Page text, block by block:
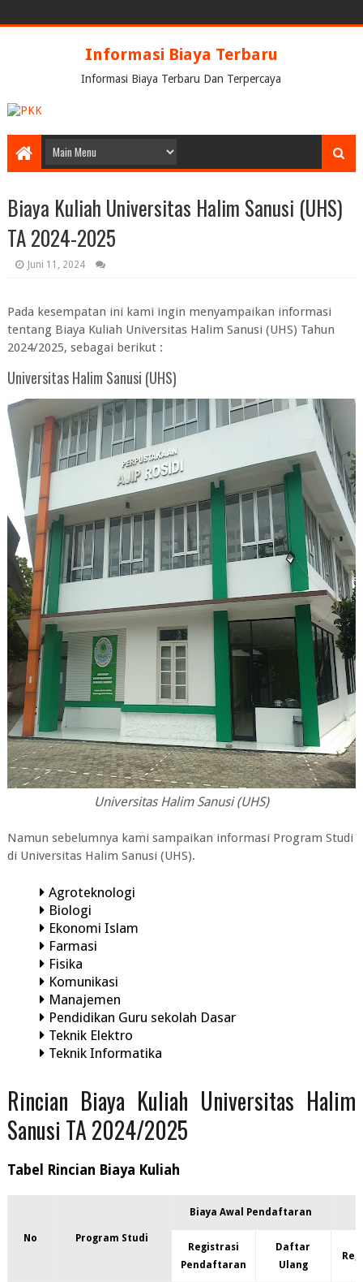
Informasi Biaya Terbaru
Informasi Biaya Terbaru Dan Terpercaya
Biaya Kuliah Universitas Halim Sanusi (UHS)
TA 2024-2025
Juni 11, 2024
Pada kesempatan ini kami ingin menyampaikan informasi
tentang Biaya Kuliah Universitas Halim Sanusi (UHS) Tahun
2024/2025, sebagai berikut :
Universitas Halim Sanusi (UHS)
Universitas Halim Sanusi (UHS)
Namun sebelumnya kami sampaikan informasi Program Studi
di Universitas Halim Sanusi (UHS).
Agroteknologi
Biologi
Ekonomi Islam
Farmasi
Fisika
Komunikasi
Manajemen
Pendidikan Guru sekolah Dasar
Teknik Elektro
Teknik Informatika
Rincian Biaya Kuliah Universitas Halim
Sanusi TA 2024/2025
Tabel Rincian Biaya Kuliah
No Program Studi
Biaya Awal Pendaftaran
Registrasi
Pendaftaran
Daftar
Ulang